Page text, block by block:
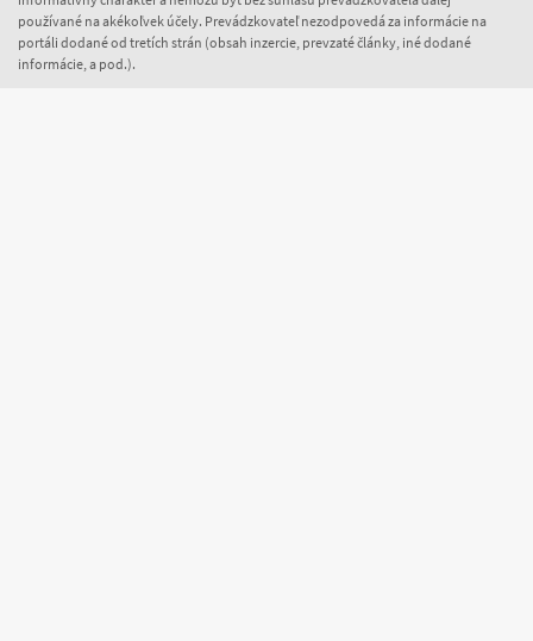
používané na akékoľvek účely. Prevádzkovateľ nezodpovedá za informácie na
portáli dodané od tretích strán (obsah inzercie, prevzaté články, iné dodané
informácie, a pod.).